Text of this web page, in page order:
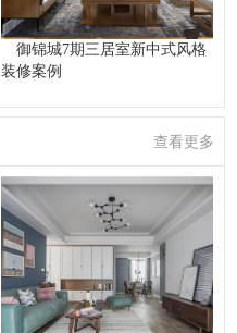
御锦城7期三居室新中式风格
装修案例
查看更多